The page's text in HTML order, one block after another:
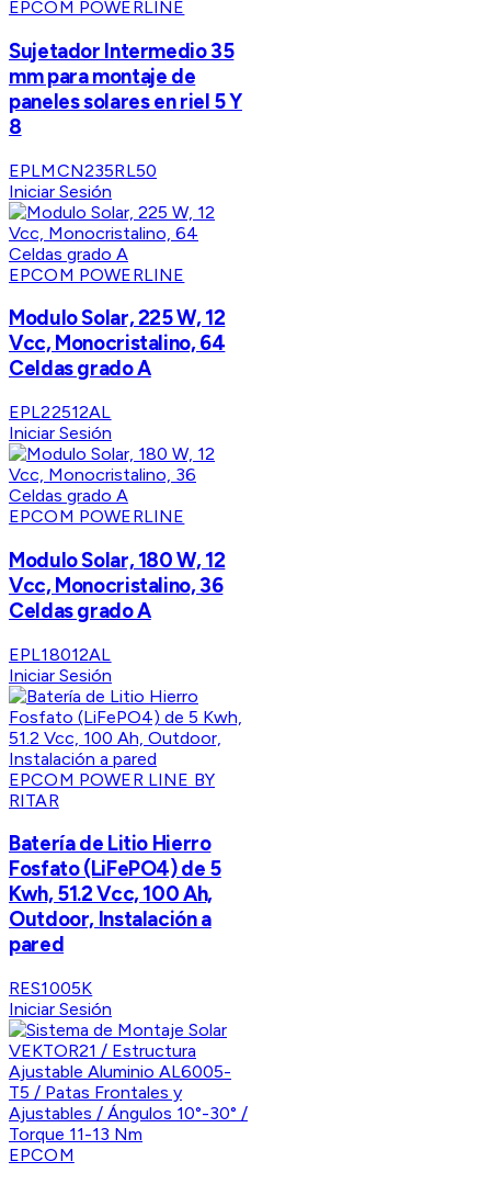
EPCOM POWERLINE
Sujetador Intermedio 35
mm para montaje de
paneles solares en riel 5 Y
8
EPLMCN235RL50
Iniciar Sesión
EPCOM POWERLINE
Modulo Solar, 225 W, 12
Vcc, Monocristalino, 64
Celdas grado A
EPL22512AL
Iniciar Sesión
EPCOM POWERLINE
Modulo Solar, 180 W, 12
Vcc, Monocristalino, 36
Celdas grado A
EPL18012AL
Iniciar Sesión
EPCOM POWER LINE BY
RITAR
Batería de Litio Hierro
Fosfato (LiFePO4) de 5
Kwh, 51.2 Vcc, 100 Ah,
Outdoor, Instalación a
pared
RES1005K
Iniciar Sesión
EPCOM